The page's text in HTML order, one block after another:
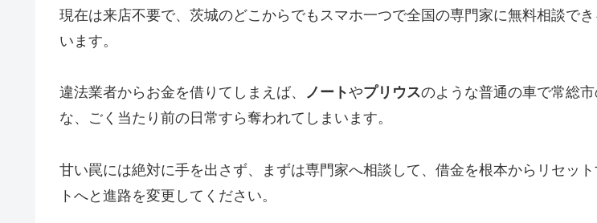
現在は来店不要で、茨城のどこからでもスマホ一つで全国の専門家に無料相談で
います。
違法業者からお金を借りてしまえば、 ノートやプリウスのような普通の車で常総
な、ごく当たり前の日常すら奪われてしまいます。
甘い罠には絶対に手を出さず、まずは専門家へ相談して、借金を根本からリセッ
トへと進路を変更してください。